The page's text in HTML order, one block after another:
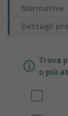
Normative
Dettagli
Trova
o più